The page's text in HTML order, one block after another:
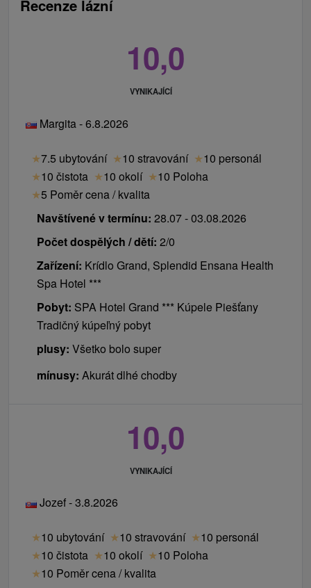
Recenze lázní
10,0
VYNIKAJÍCÍ
Margita - 6.8.2026
★7.5 ubytování ★10 stravování ★10 personál
★10 čistota ★10 okolí ★10 Poloha
★5 Poměr cena / kvalita
Navštívené v termínu: 28.07 - 03.08.2026
Počet dospělých / dětí: 2/0
Zařízení: Krídlo Grand, Splendid Ensana Health
Spa Hotel ***
Pobyt: SPA Hotel Grand *** Kúpele Piešťany
Tradičný kúpeľný pobyt
plusy: Všetko bolo super
mínusy: Akurát dlhé chodby
10,0
VYNIKAJÍCÍ
Jozef - 3.8.2026
★10 ubytování ★10 stravování ★10 personál
★10 čistota ★10 okolí ★10 Poloha
★10 Poměr cena / kvalita